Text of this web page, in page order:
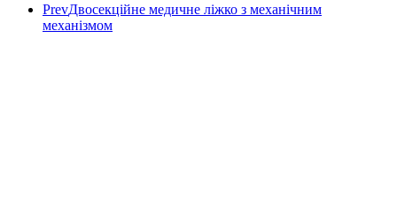
PrevДвосекційне медичне ліжко з механічним
механізмом